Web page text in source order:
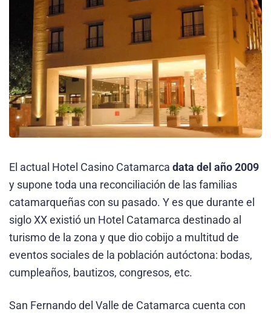
El actual Hotel Casino Catamarca data del año 2009
y supone toda una reconciliación de las familias
catamarqueñas con su pasado. Y es que durante el
siglo XX existió un Hotel Catamarca destinado al
turismo de la zona y que dio cobijo a multitud de
eventos sociales de la población autóctona: bodas,
cumpleaños, bautizos, congresos, etc.
San Fernando del Valle de Catamarca cuenta con